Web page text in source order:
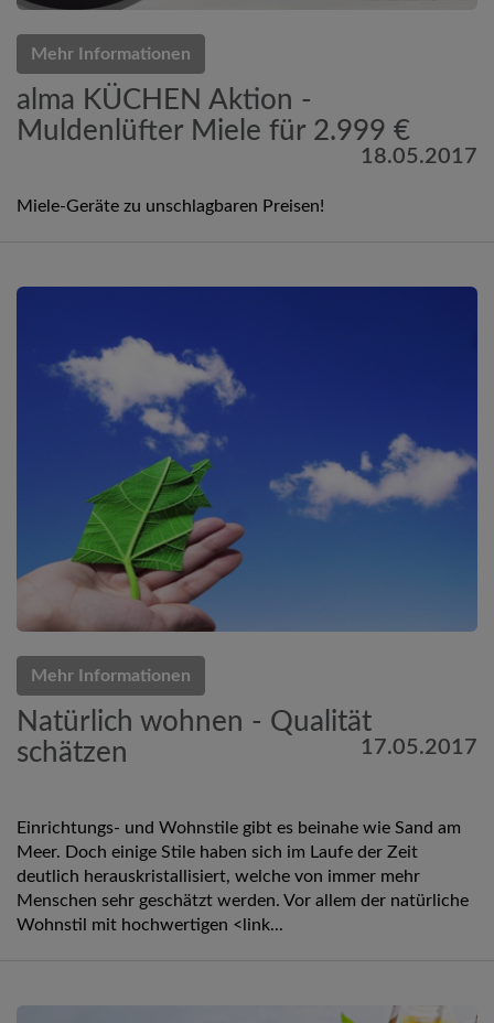
Mehr Informationen
alma KÜCHEN Aktion -
Muldenlüfter Miele für 2.999 €
18.05.2017
Miele-Geräte zu unschlagbaren Preisen!
Mehr Informationen
Natürlich wohnen - Qualität
schätzen
17.05.2017
Einrichtungs- und Wohnstile gibt es beinahe wie Sand am
Meer. Doch einige Stile haben sich im Laufe der Zeit
deutlich herauskristallisiert, welche von immer mehr
Menschen sehr geschätzt werden. Vor allem der natürliche
Wohnstil mit hochwertigen <link...